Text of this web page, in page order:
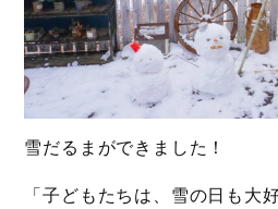
雪だるまができました！
「子どもたちは、雪の日も大